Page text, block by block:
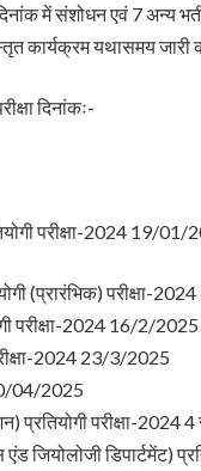
में संशोधन एवं 7 अन्य
कार्यक्रम यथासमय जारी
दिनांकः-
परीक्षा-2024 19/01/
(प्रारंभिक) परीक्षा-
परीक्षा-2024 16/2/2025
2024 23/3/2025
04/2025
परीक्षा-2024
जियोलोजी डिपार्टमेंट)